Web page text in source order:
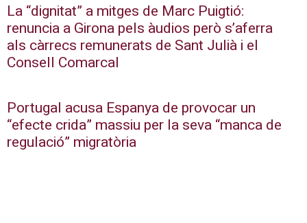
La “dignitat” a mitges de Marc Puigtió:
renuncia a Girona pels àudios però s’aferra
als càrrecs remunerats de Sant Julià i el
Consell Comarcal
Portugal acusa Espanya de provocar un
“efecte crida” massiu per la seva “manca de
regulació” migratòria